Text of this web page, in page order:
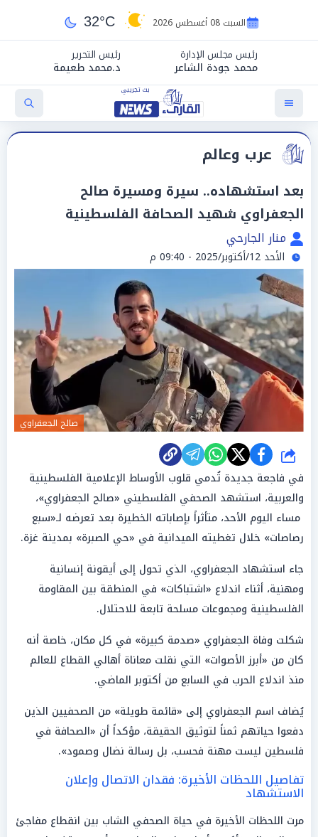
السبت 08 أغسطس 2026 32°C
رئيس مجلس الإدارة
محمد جودة الشاعر
رئيس التحرير
د.محمد طعيمة
عرب وعالم
بعد استشهاده.. سيرة ومسيرة صالح
الجعفراوي شهيد الصحافة الفلسطينية
منار الجارحي
الأحد 12/أكتوبر/2025 - 09:40 م
صالح الجعفراوي
شارك
في فاجعة جديدة تُدمي قلوب الأوساط الإعلامية الفلسطينية
والعربية، استشهد الصحفي الفلسطيني «صالح الجعفراوي»،
مساء اليوم الأحد، متأثراً بإصاباته الخطيرة بعد تعرضه لـ«سبع
رصاصات» خلال تغطيته الميدانية في «حي الصبرة» بمدينة غزة.
جاء استشهاد الجعفراوي، الذي تحول إلى أيقونة إنسانية
ومهنية، أثناء اندلاع «اشتباكات» في المنطقة بين المقاومة
الفلسطينية ومجموعات مسلحة تابعة للاحتلال.
شكلت وفاة الجعفراوي «صدمة كبيرة» في كل مكان، خاصة أنه
كان من «أبرز الأصوات» التي نقلت معاناة أهالي القطاع للعالم
منذ اندلاع الحرب في السابع من أكتوبر الماضي.
يُضاف اسم الجعفراوي إلى «قائمة طويلة» من الصحفيين الذين
دفعوا حياتهم ثمناً لتوثيق الحقيقة، مؤكداً أن «الصحافة في
فلسطين ليست مهنة فحسب، بل رسالة نضال وصمود».
تفاصيل اللحظات الأخيرة: فقدان الاتصال وإعلان
الاستشهاد
مرت اللحظات الأخيرة في حياة الصحفي الشاب بين انقطاع مفاجئ